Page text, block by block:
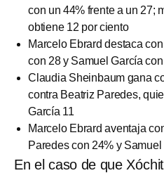
con un 44% frente a un 27;
obtiene 12 por ciento
Marcelo Ebrard destaca
con 28 y Samuel García
Claudia Sheinbaum gana
contra Beatriz Paredes,
García 11
Marcelo Ebrard aventaja
Paredes con 24% y
En el caso de que